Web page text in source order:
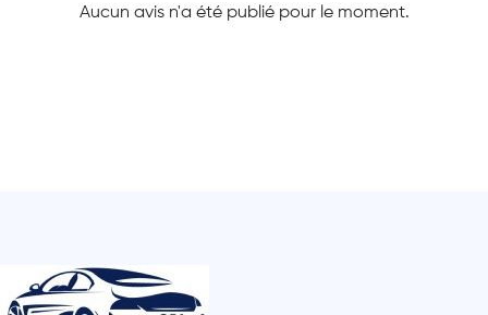
Aucun avis n'a été publié pour le moment.